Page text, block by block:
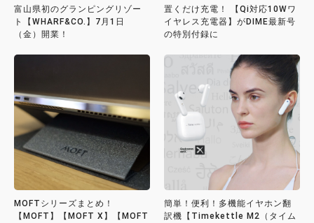
富山県初のグランピングリゾー
ト【WHARF&CO.】7月1日
（金）開業！
置くだけ充電！ 【Qi対応10Wワ
イヤレス充電器】がDIME最新号
の特別付録に
MOFTシリーズまとめ！
【MOFT】【MOFT X】【MOFT
簡単！便利！多機能イヤホン翻
訳機【Timekettle M2（タイム